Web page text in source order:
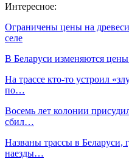
Интересное:
Ограничены цены на
селе
В Беларуси изменяются
На трассе кто-то устроил
по…
Восемь лет колонии
сбил…
Названы трассы в Беларуси,
наезды…